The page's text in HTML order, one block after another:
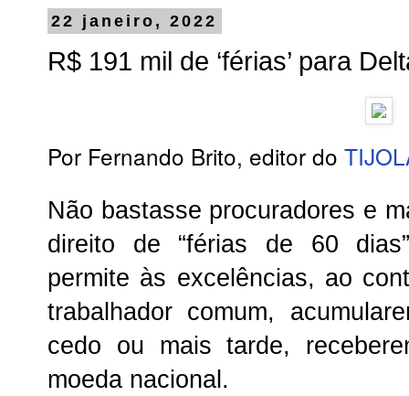
22 janeiro, 2022
R$ 191 mil de ‘férias’ para
Por Fernando Brito, editor do
Não bastasse procuradores e
direito de “férias de 60
permite às excelências, ao
trabalhador comum,
cedo ou mais tarde,
moeda nacional.